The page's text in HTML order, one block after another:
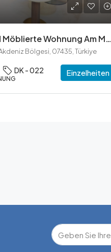
Beeindruckende Voll Möblierte Wohnung Am Meer In Kargicak – Luxus-Ausstattung & Erstklassige Lage!
Bölgesi, 07435, Türkiye
DK - 022 Einzelheiten